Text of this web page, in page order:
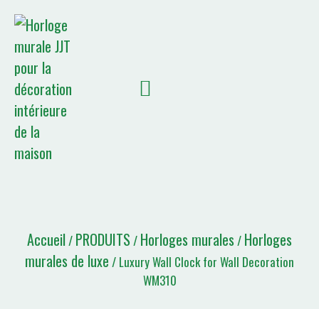
Accueil/ PRODUITS / Horloges murales / Horloges
murales de luxe / Luxury Wall Clock for Wall Decoration
WM310